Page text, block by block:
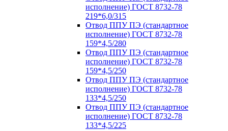
исполнение) ГОСТ 8732-78
219*6,0/315
Отвод ППУ ПЭ (стандартное
исполнение) ГОСТ 8732-78
159*4,5/280
Отвод ППУ ПЭ (стандартное
исполнение) ГОСТ 8732-78
159*4,5/250
Отвод ППУ ПЭ (стандартное
исполнение) ГОСТ 8732-78
133*4,5/250
Отвод ППУ ПЭ (стандартное
исполнение) ГОСТ 8732-78
133*4,5/225